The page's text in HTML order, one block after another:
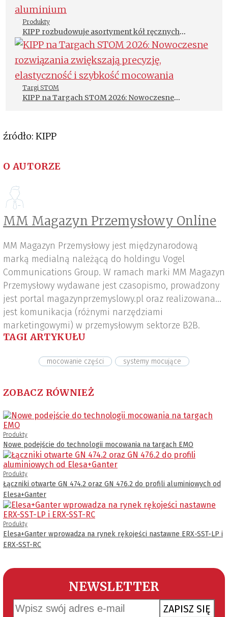
Produkty
KIPP rozbudowuje asortyment kół ręcznych
pełnych i dwuramiennych z aluminium
Targi STOM
KIPP na Targach STOM 2026: Nowoczesne
źródło: KIPP
O AUTORZE
MM Magazyn Przemysłowy Online
MM Magazyn Przemysłowy jest międzynarodową
marką medialną należącą do holdingu Vogel
Communications Group. W ramach marki MM Magazyn
Przemysłowy wydawane jest czasopismo, prowadzony
jest portal magazynprzemyslowy.pl oraz realizowana
jest komunikacja (różnymi narzędziami
marketingowymi) w przemysłowym sektorze B2B.
TAGI ARTYKUŁU
mocowanie części systemy mocujące
ZOBACZ RÓWNIEŻ
Produkty
Nowe podejście do technologii mocowania na targach EMO
Produkty
Łączniki otwarte GN 474.2 oraz GN 476.2 do profili aluminiowych od
Elesa+Ganter
Produkty
Elesa+Ganter wprowadza na rynek rękojeści nastawne ERX-SST-LP i
ERX-SST-RC
NEWSLETTER
ZAPISZ SIĘ